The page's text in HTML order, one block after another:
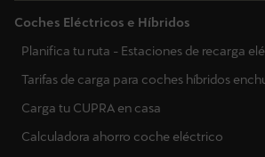
Coches Eléctricos e Híbridos
Planifica tu ruta - Estaciones de recarga
Tarifas de carga para coches híbridos
Carga tu CUPRA en casa
Calculadora ahorro coche eléctrico